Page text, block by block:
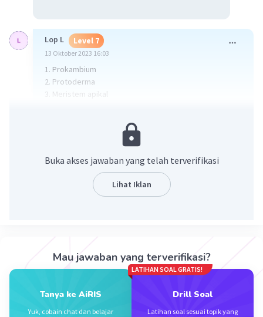
Lop L Level 7
13 Oktober 2023 16:03
1. Prokambium
2. Protoderma
3. Meristem apikal
6. Daerah pemanjangan (elongasi)
7. Daerah pembelahan (proliferasi)
0.0(0) Balas
Iklan
Buka akses jawaban yang telah terverifikasi
Lihat Iklan
Mau jawaban yang terverifikasi?
Tanya ke AiRIS
Yuk, cobain chat dan belajar
LATIHAN SOAL GRATIS!
Drill Soal
Latihan soal sesuai topik yang